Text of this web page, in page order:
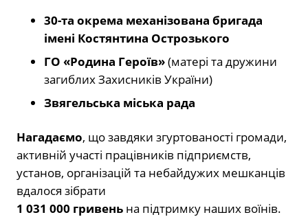
30-та окрема механізована бригада
імені Костянтина Острозького
ГО «Родина Героїв»(матері та дружини
загиблих Захисників України)
Звягельська міська рада
Нагадаємо, що завдяки згуртованості громади,
активній участі працівників підприємств,
установ, організацій та небайдужих мешканців
вдалося зібрати
1 031 000 гривень на підтримку наших воїнів.